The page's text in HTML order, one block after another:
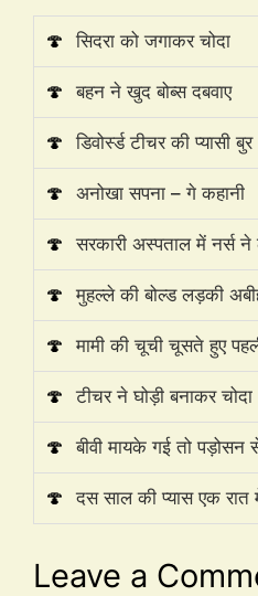
🍄 सिदरा को जगाकर चोदा
🍄 बहन ने खुद बोब्स दबवाए
🍄 डिवोर्स्ड टीचर की प्यासी बुर
🍄 अनोखा सपना – गे कहानी
🍄 सरकारी अस्पताल में नर्स
🍄 मुहल्ले की बोल्ड लड़की
🍄 मामी की चूची चूसते हुए
🍄 टीचर ने घोड़ी बनाकर चोदा
🍄 बीवी मायके गई तो पड़ोसन
🍄 दस साल की प्यास एक
Leave a